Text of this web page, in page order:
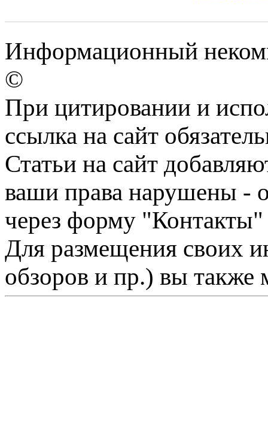
Информационный
©
При цитировании и
ссылка на сайт
Статьи на сайт
ваши права нарушены -
через форму "Контакты"
Для размещения своих
обзоров и пр.) вы также